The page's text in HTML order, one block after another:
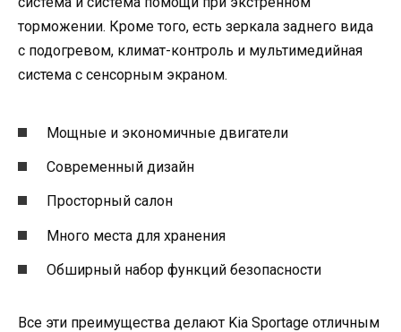
торможении. Кроме того, есть зеркала заднего вида
с подогревом, климат-контроль и мультимедийная
система с сенсорным экраном.
Мощные и экономичные двигатели
Современный дизайн
Просторный салон
Много места для хранения
Обширный набор функций безопасности
Все эти преимущества делают Kia Sportage отличным